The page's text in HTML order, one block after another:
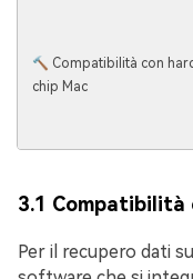
🔨 Compatibilità con
chip Mac
3.1 Compatibilità
Per il recupero dati